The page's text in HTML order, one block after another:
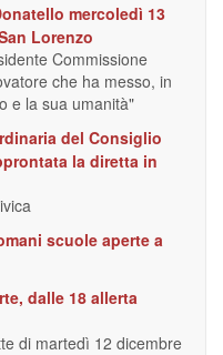
mercoledì 13
Lorenzo
Commissione
che ha messo, in
e la sua umanità"
del Consiglio
la diretta in
scuole aperte a
dalle 18 allerta
di martedì 12 dicembre